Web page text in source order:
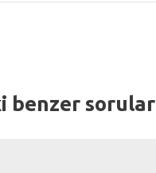
benzer sorular